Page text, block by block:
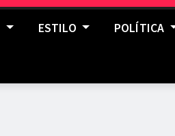
ESTILO POLÍTICA